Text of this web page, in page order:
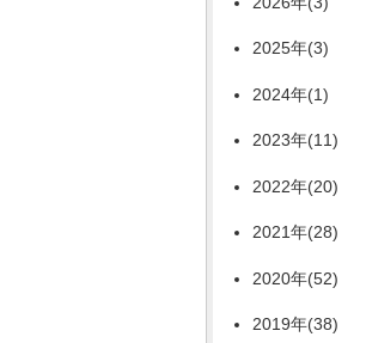
2025年(3)
2024年(1)
2023年(11)
2022年(20)
2021年(28)
2020年(52)
2019年(38)